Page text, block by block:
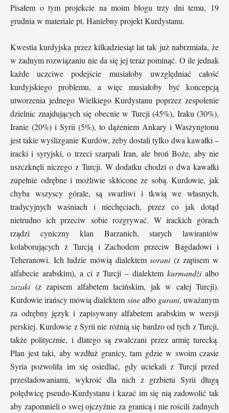
Pisałem o tym projekcie na moim blogu trzy dni temu, 19
grudnia w materiale pt. Haniebny projekt Kurdystanu.
Kwestia kurdyjska przez kilkadziesiąt lat tak już nabrzmiała, że
w żadnym rozwiązaniu nie da się jej teraz pominąć. O ile jednak
każde uczciwe podejście musiałoby uwzględniać całość
kurdyjskiego problemu, a więc musiałoby być koncepcją
utworzenia jednego Wielkiego Kurdystanu poprzez zespolenie
dzielnic znajdujących się obecnie w Turcji (45%), Iraku (30%),
Iranie (20%) i Syrii (5%), to dążeniem Ankary i Waszyngtonu
jest takie wyślizganie Kurdów, żeby dostali tylko dwa kawałki –
iracki i syryjski, o trzeci szarpali Iran, ale broń Boże, aby nie
uszczknęli niczego z Turcji. W dodatku chodzi o dwa kawałki
zupełnie odrębne i możliwie skłócone ze sobą. Kurdowie, jak
chyba wszyscy górale, są swarliwi i tkwią we własnych,
tradycyjnych waśniach i niechęciach, przez co jak dotąd
nietrudno ich przeciw sobie rozgrywać. W irackich górach
rządzi cyniczny klan Barzanich, starych lawirantów
kolaborujących z Turcją i Zachodem przeciw Bagdadowi i
Teheranowi. Ich ludzie mówią dialektemsorani(z zapisem w
alfabecie arabskim), a ci z Turcji – dialektemkurmandżialbo
zazaki(z zapisem alfabetem łacińskim, jak w całej Turcji).
Kurdowie irańscy mówią dialektem sinealbo gurani, uważanym
za odrębny język i zapisywany alfabetem arabskim w wersji
perskiej. Kurdowie z Syrii nie różnią się bardzo od tych z Turcji,
także politycznie, i dlatego są zwalczani przez armię turecką.
Plan jest taki, aby wzdłuż granicy, tam gdzie w swoim czasie
Syria pozwoliła im się osiedlać, gdy uciekali z Turcji przed
prześladowaniami, wykroić dla nich z grzbietu Syrii długą
polędwicę pseudo-Kurdystanu i kazać im się nią zadowolić tak
aby zapomnieli o swej ojczyźnie za granicą i nie rościli żadnych